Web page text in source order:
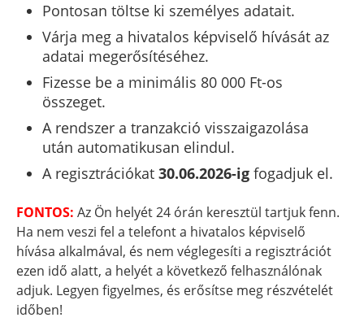
Pontosan töltse ki személyes adatait.
Várja meg a hivatalos képviselő hívását az
adatai megerősítéséhez.
Fizesse be a minimális 80 000 Ft-os
összeget.
A rendszer a tranzakció visszaigazolása
után automatikusan elindul.
A regisztrációkat30.06.2026-igfogadjuk el.
FONTOS: Az Ön helyét 24 órán keresztül tartjuk fenn.
Ha nem veszi fel a telefont a hivatalos képviselő
hívása alkalmával, és nem véglegesíti a regisztrációt
ezen idő alatt, a helyét a következő felhasználónak
adjuk. Legyen figyelmes, és erősítse meg részvételét
időben!